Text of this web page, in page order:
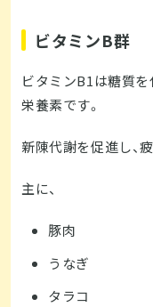
ビタミンB群
ビタミンB1は糖質
栄養素です。
新陳代謝を促進し、
主に、
豚肉
うなぎ
タラコ